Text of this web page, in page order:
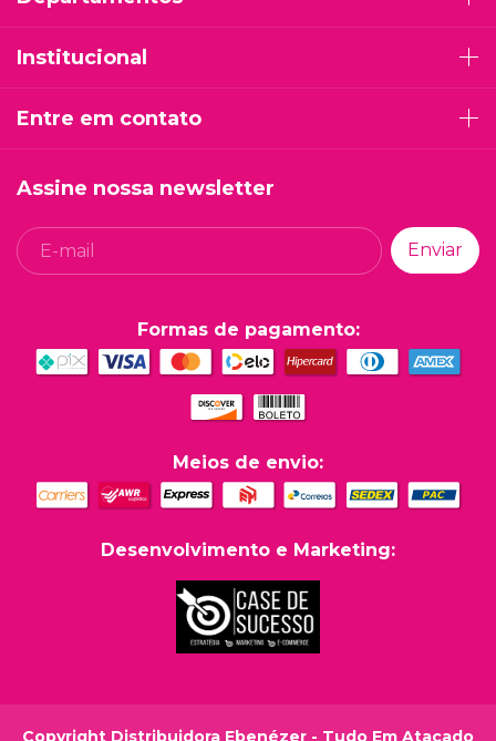
Institucional
Entre em contato
Assine nossa newsletter
Formas de pagamento:
Meios de envio:
Desenvolvimento e Marketing:
Copyright Distribuidora Ebenézer - Tudo Em Atacado